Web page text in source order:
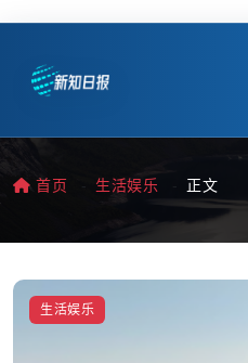
首页 生活娱乐 正文
生活娱乐